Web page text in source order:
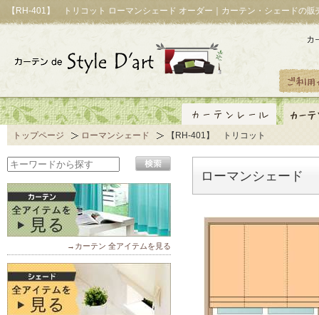
【RH-401】 トリコット ローマンシェード オーダー｜カーテン・シェードの販
トップページ ローマンシェード 【RH-401】 トリコット
ローマンシェード
→カーテン 全アイテムを見る